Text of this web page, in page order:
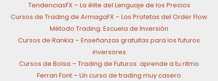
TendenciasFX – La élite del Lenguaje de los Precios
Cursos de Trading de ArmagaFX – Los Profetas del Order Flow
Método Trading: Escuela de Inversión
Cursos de Rankia – Enseñanzas gratuitas para los futuros
inversores
Cursos de Bolsa – Trading de Futuros: aprende a tu ritmo
Ferran Font – Un curso de trading muy casero